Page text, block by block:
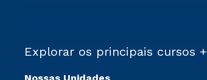
Explorar os principais cursos +